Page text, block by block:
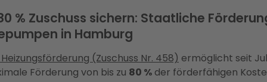
% Zuschuss sichern: Staatliche
in Hamburg
(Zuschuss Nr. 458) ermöglicht seit
Förderung von bis zu 80 % der förderfähigen